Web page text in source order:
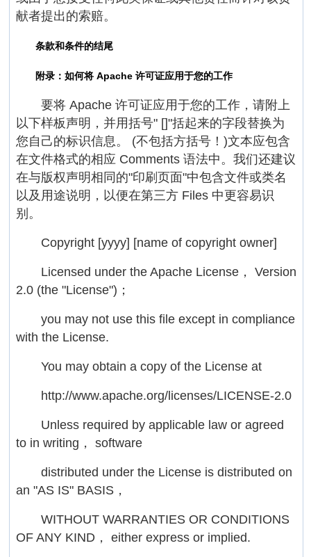
献者提出的索赔。
条款和条件的结尾
附录：如何将 Apache 许可证应用于您的工作
要将 Apache 许可证应用于您的工作，请附上
以下样板声明，并用括号" []"括起来的字段替换为
您自己的标识信息。 (不包括方括号！)文本应包含
在文件格式的相应 Comments 语法中。我们还建议
在与版权声明相同的"印刷页面"中包含文件或类名
以及用途说明，以便在第三方 Files 中更容易识
别。
Copyright [yyyy] [name of copyright owner]
Licensed under the Apache License， Version
2.0 (the "License")；
you may not use this file except in compliance
with the License.
You may obtain a copy of the License at
http://www.apache.org/licenses/LICENSE-2.0
Unless required by applicable law or agreed
to in writing， software
distributed under the License is distributed on
an "AS IS" BASIS，
WITHOUT WARRANTIES OR CONDITIONS
OF ANY KIND， either express or implied.